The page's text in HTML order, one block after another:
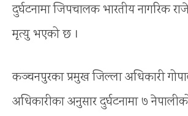
दुर्घटनामा जिपचालक भारतीय नागरिक
मृत्यु भएको छ ।
कञ्चनपुरका प्रमुख जिल्ला अधिकारी
अधिकारीका अनुसार दुर्घटनामा ७